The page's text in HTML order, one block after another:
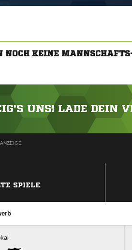
KEINE
UNS! LADE DEIN
ANZEIGE
SPIELE